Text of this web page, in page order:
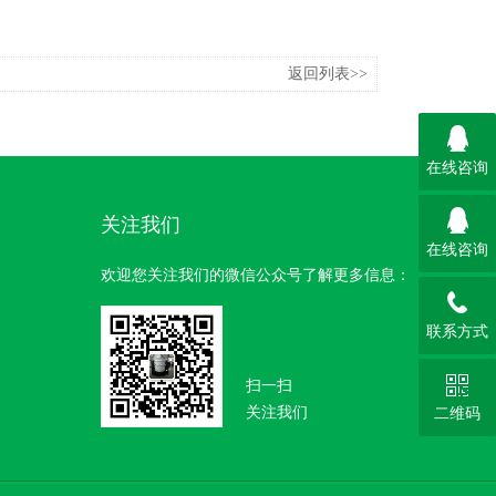
返回列表>>
关注我们
欢迎您关注我们的微信公众号了解更多信息：
扫一扫
关注我们
在线咨询
在线咨询
联系方式
二维码